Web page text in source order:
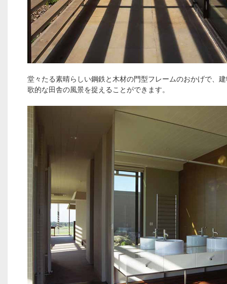
堂々たる素晴らしい鋼鉄と木材の門型フレームのおかげで、
歌的な田舎の風景を捉えることができます。